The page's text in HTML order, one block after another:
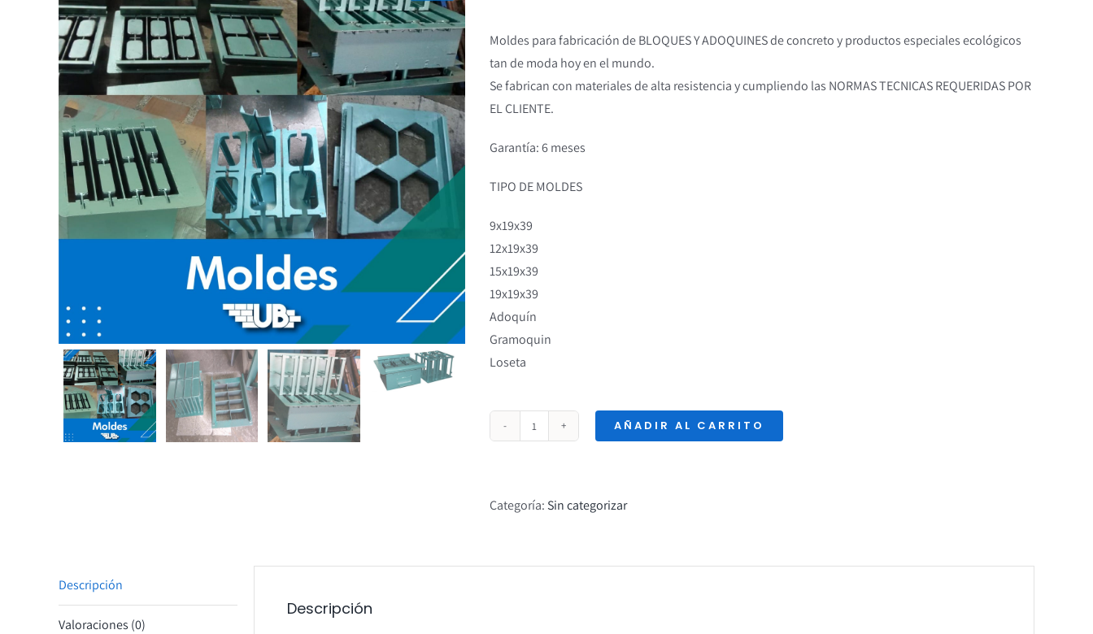
Moldes para fabricación de BLOQUES Y ADOQUINES de concreto y productos especiales ecológicos
tan de moda hoy en el mundo.
Se fabrican con materiales de alta resistencia y cumpliendo las NORMAS TECNICAS REQUERIDAS POR
EL CLIENTE.
Garantía: 6 meses
TIPO DE MOLDES
9x19x39
12x19x39
15x19x39
19x19x39
Adoquín
Gramoquin
Loseta
MOLDE
BLOQUE
AÑADIR AL CARRITO
Categoría: Sin categorizar
Descripción
Valoraciones (0)
Descripción